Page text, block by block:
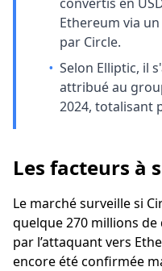
Ethereum via
par Circle.
• Selon Elliptic, il
attribué au
2024, totalisant
Les facteurs à
Le marché surveille si
quelque 270 millions de
par l’attaquant vers
encore été confirmée